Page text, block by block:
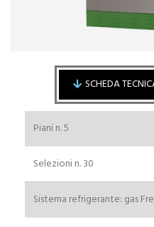
SCHEDA
Piani n. 5
Selezioni n. 30
Sistema refrigerante: gas
Cliente
Nome*